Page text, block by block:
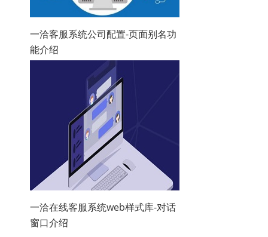
一洽客服系统公司配置-页面别名功
能介绍
一洽在线客服系统web样式库-对话
窗口介绍